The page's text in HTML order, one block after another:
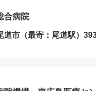
合病院
道市（最寄：尾道駅）